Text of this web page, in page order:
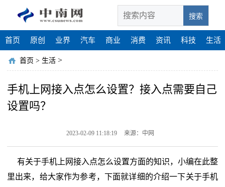
搜索
首页 原创 业界 汽车 商业 消费 资讯 科技 生活
首页 > 生活 >
手机上网接入点怎么设置？接入点需要自己
设置吗？
2023-02-09 11:18:19 来源：中网
有关于手机上网接入点怎么设置方面的知识，小编在此整
里出来，给大家作为参考，下面就详细的介绍一下关于手机